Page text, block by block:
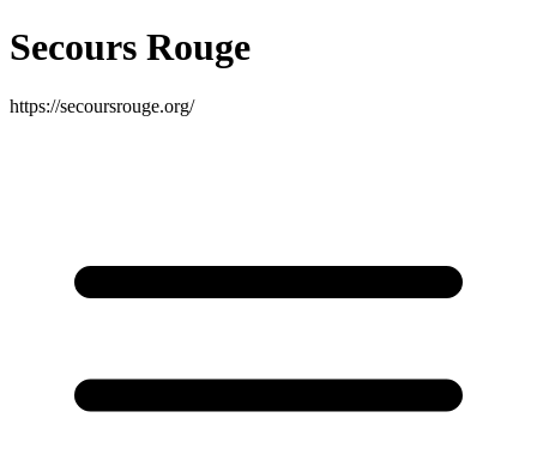
Secours Rouge
https://secoursrouge.org/